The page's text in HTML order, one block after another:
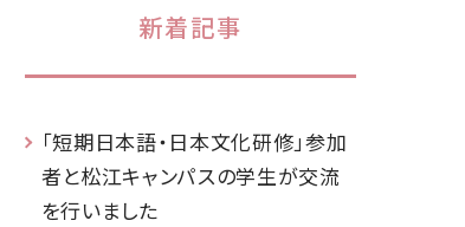
新着記事
「短期日本語・日本文化研修」参加
者と松江キャンパスの学生が交流
を行いました